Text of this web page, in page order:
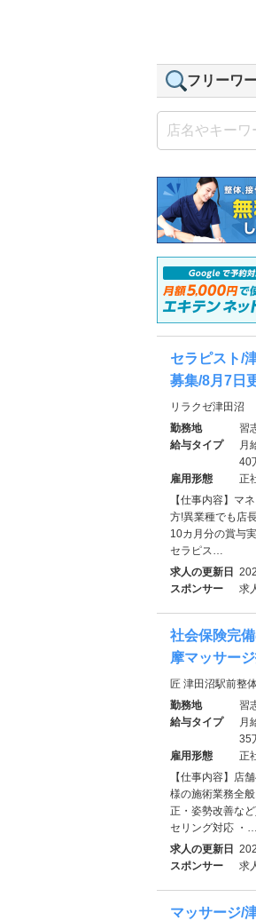
フリーワ
セラピスト/
募集/8月7日
リラクゼ津田沼
勤務地
習
給与タイプ
月
40
雇用形態
正
【仕事内容】マ
方!異業種でも店
10カ月分の賞与
セラピス…
求人の更新日
スポンサー
求
社会保険完
摩マッサー
匠 津田沼駅前整
勤務地
習
給与タイプ
月
35
雇用形態
正
【仕事内容】店
様の施術業務全
正・姿勢改善な
セリング対応 ・…
求人の更新日
スポンサー
求
マッサージ/